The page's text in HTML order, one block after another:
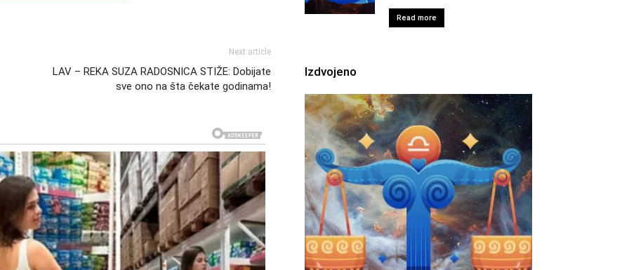
nosi stabilnost i toplinu. Srce koje je dugo bilo
već zbog olakšanja. Upravo takvi trenuci čekaju
zagrljaj, priznanje ili poruka koja briše godine tuge.
rana koju ste nosili postaće dokaz koliko ste jaki. A
ne ostaje praznih ruku.
Next article
LAV – REKA SUZA RADOSNICA STIŽE: Dobijate
sve ono na šta čekate godinama!
Read more
Izdvojeno